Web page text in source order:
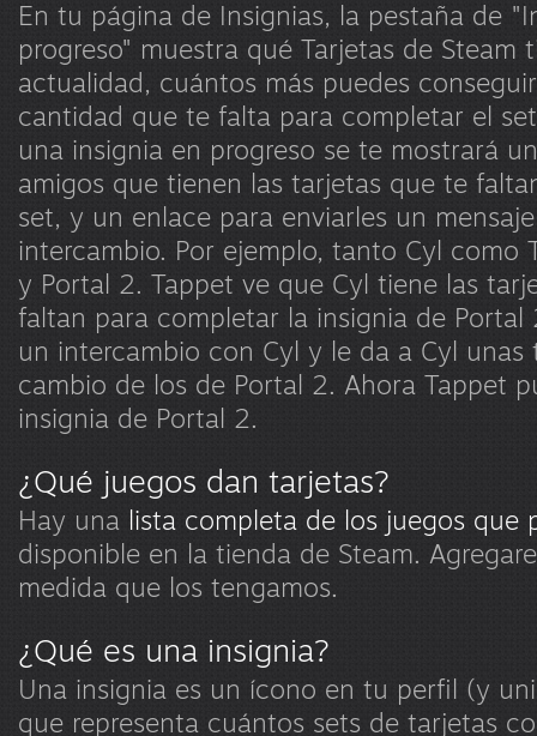
En tu página de Insignias, la pestaña de
progreso" muestra qué Tarjetas de Steam
actualidad, cuántos más puedes
cantidad que te falta para completar el
una insignia en progreso se te mostrará
amigos que tienen las tarjetas que te
set, y un enlace para enviarles un
intercambio. Por ejemplo, tanto Cyl como
y Portal 2. Tappet ve que Cyl tiene las
faltan para completar la insignia de Portal
un intercambio con Cyl y le da a Cyl unas
cambio de los de Portal 2. Ahora Tappet
insignia de Portal 2.
¿Qué juegos dan tarjetas?
Hay una lista completa de los juegos que
disponible en la tienda de Steam.
medida que los tengamos.
¿Qué es una insignia?
Una insignia es un ícono en tu perfil (y
que representa cuántos sets de tarjetas